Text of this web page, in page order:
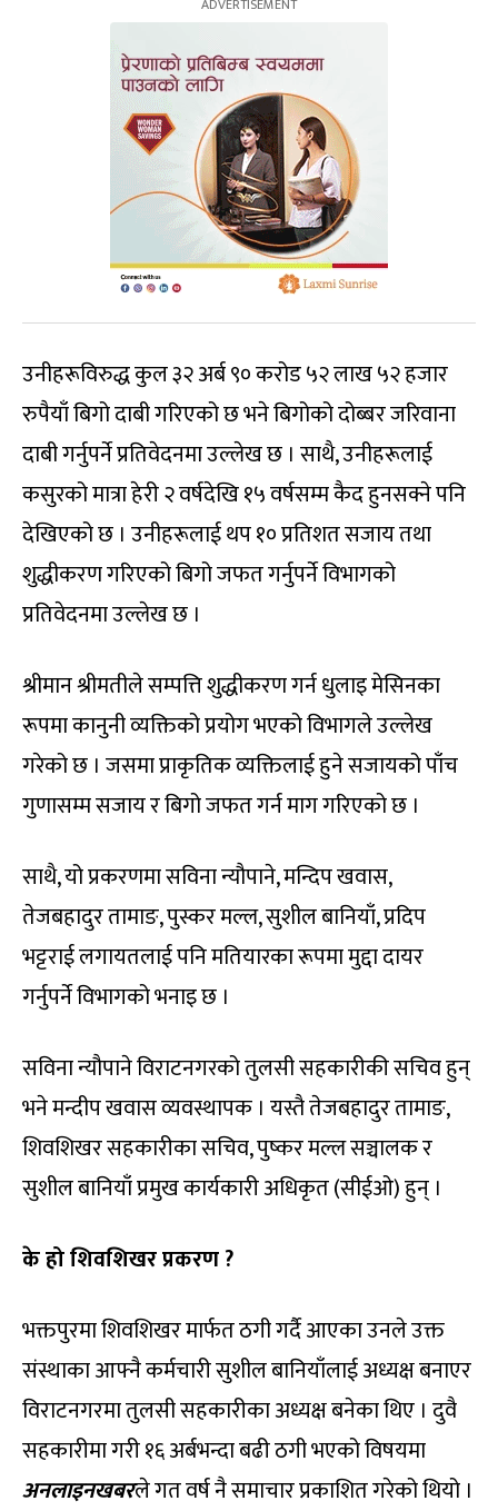
उनीहरूविरुद्ध कुल ३२ अर्ब ९० करोड ५२ लाख ५२ हजार
रुपैयाँ बिगो दाबी गरिएको छ भने बिगोको दोब्बर जरिवाना
दाबी गर्नुपर्ने प्रतिवेदनमा उल्लेख छ । साथै, उनीहरूलाई
कसुरको मात्रा हेरी २ वर्षदेखि १५ वर्षसम्म कैद हुनसक्ने पनि
देखिएको छ । उनीहरूलाई थप १० प्रतिशत सजाय तथा
शुद्धीकरण गरिएको बिगो जफत गर्नुपर्ने विभागको
प्रतिवेदनमा उल्लेख छ ।
श्रीमान श्रीमतीले सम्पत्ति शुद्धीकरण गर्न धुलाइ मेसिनका
रूपमा कानुनी व्यक्तिको प्रयोग भएको विभागले उल्लेख
गरेको छ । जसमा प्राकृतिक व्यक्तिलाई हुने सजायको पाँच
गुणासम्म सजाय र बिगो जफत गर्न माग गरिएको छ ।
साथै, यो प्रकरणमा सविना न्यौपाने, मन्दिप खवास,
तेजबहादुर तामाङ, पुस्कर मल्ल, सुशील बानियाँ, प्रदिप
भट्टराई लगायतलाई पनि मतियारका रूपमा मुद्दा दायर
गर्नुपर्ने विभागको भनाइ छ ।
सविना न्यौपाने विराटनगरको तुलसी सहकारीकी सचिव हुन्
भने मन्दीप खवास व्यवस्थापक । यस्तै तेजबहादुर तामाङ,
शिवशिखर सहकारीका सचिव, पुष्कर मल्ल सञ्चालक र
सुशील बानियाँ प्रमुख कार्यकारी अधिकृत (सीईओ) हुन् ।
के हो शिवशिखर प्रकरण ?
भक्तपुरमा शिवशिखर मार्फत ठगी गर्दै आएका उनले उक्त
संस्थाका आफ्नै कर्मचारी सुशील बानियाँलाई अध्यक्ष बनाएर
विराटनगरमा तुलसी सहकारीका अध्यक्ष बनेका थिए । दुवै
सहकारीमा गरी १६ अर्बभन्दा बढी ठगी भएको विषयमा
अनलाइनखबरले गत वर्ष नै समाचार प्रकाशित गरेको थियो ।